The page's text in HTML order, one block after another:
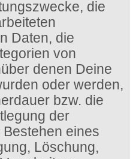
die
Daten, die
von
denen Deine
oder werden,
bzw. die
der
eines
Löschung,